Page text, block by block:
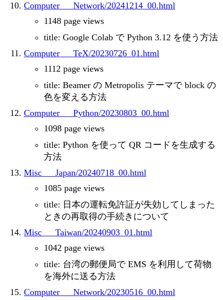
Computer___Network/20241214_00.html
1148 page views
title: Google Colab で Python 3.12 を使う方法
Computer___TeX/20230726_01.html
1112 page views
title: Beamer の Metropolis テーマで block の
色を変える方法
Computer___Python/20230803_00.html
1098 page views
title: Python を使って QR コードを生成する
方法
Misc___Japan/20240718_00.html
1085 page views
title: 日本の運転免許証が失効してしまった
ときの再取得の手続きについて
Misc___Taiwan/20240903_01.html
1042 page views
title: 台湾の郵便局で EMS を利用して荷物
を海外に送る方法
Computer___Network/20230516_00.html